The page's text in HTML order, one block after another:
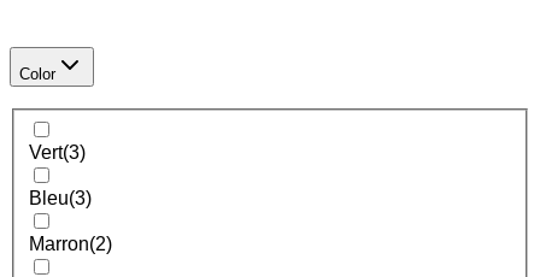
Color
Vert(3)
Bleu(3)
Marron(2)